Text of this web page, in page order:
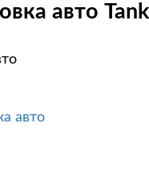
авто
авто